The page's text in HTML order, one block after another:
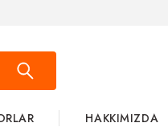
HAKKIMIZDA